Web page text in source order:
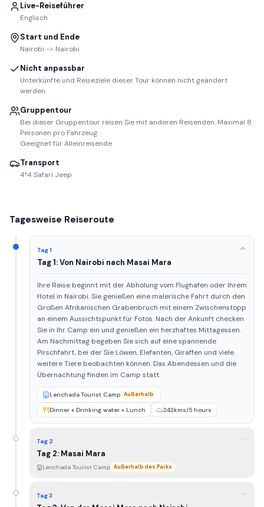
Live-Reiseführer
Englisch
Start und Ende
Nairobi -> Nairobi
Nicht anpassbar
Unterkünfte und Reiseziele dieser Tour können nicht geändert
werden.
Gruppentour
Bei dieser Gruppentour reisen Sie mit anderen Reisenden. Maximal 8
Personen pro Fahrzeug.
Geeignet für Alleinreisende
Transport
4*4 Safari Jeep
Tagesweise Reiseroute
Tag 1
Tag 1: Von Nairobi nach Masai Mara
Ihre Reise beginnt mit der Abholung vom Flughafen oder Ihrem
Hotel in Nairobi. Sie genießen eine malerische Fahrt durch den
Großen Afrikanischen Grabenbruch mit einem Zwischenstopp
an einem Aussichtspunkt für Fotos. Nach der Ankunft checken
Sie in Ihr Camp ein und genießen ein herzhaftes Mittagessen.
Am Nachmittag begeben Sie sich auf eine spannende
Pirschfahrt, bei der Sie Löwen, Elefanten, Giraffen und viele
weitere Tiere beobachten können. Das Abendessen und die
Übernachtung finden im Camp statt.
Lenchada Tourist Camp Außerhalb
Dinner + Drinking water + Lunch 242kms/5 hours
Tag 2
Tag 2: Masai Mara
Lenchada Tourist Camp Außerhalb des Parks
Tag 3